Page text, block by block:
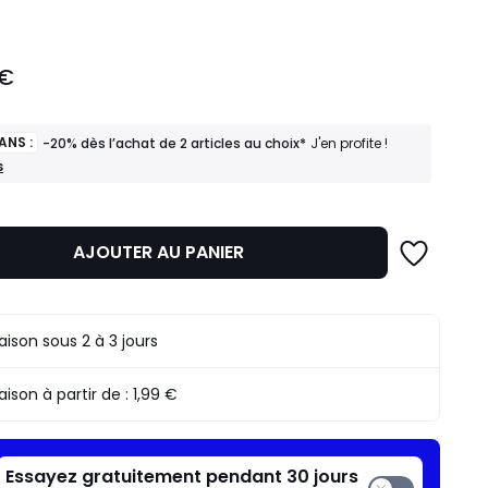
: -20% dès l’achat de 2 articles au choix* J'en profite !
AJOUTER AU PANIER
sous 2 à 3 jours
à partir de :1,99 €
Essayez gratuitement pendant 30 jours